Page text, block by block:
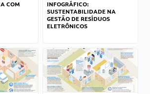
COM
INFOGRÁFICO:
SUSTENTABILIDADE NA
GESTÃO DE RESÍDUOS
ELETRÔNICOS